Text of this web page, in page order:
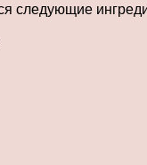
следующие